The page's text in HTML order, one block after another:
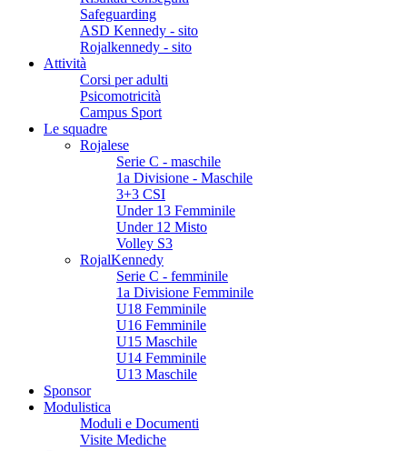
Safeguarding
ASD Kennedy - sito
Rojalkennedy - sito
Attività
Corsi per adulti
Psicomotricità
Campus Sport
Le squadre
Rojalese
Serie C - maschile
1a Divisione - Maschile
3+3 CSI
Under 13 Femminile
Under 12 Misto
Volley S3
RojalKennedy
Serie C - femminile
1a Divisione Femminile
U18 Femminile
U16 Femminile
U15 Maschile
U14 Femminile
U13 Maschile
Sponsor
Modulistica
Moduli e Documenti
Visite Mediche